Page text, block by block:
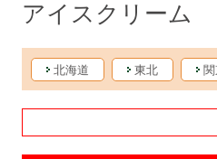
アイスクリーム
北海道 東北